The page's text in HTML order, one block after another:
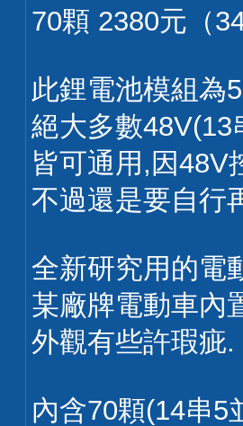
70顆 2380元（
此鋰電池模組為
絕大多數48V(13
皆可通用,因48V
不過還是要自行
全新研究用的電
某廠牌電動車內
外觀有些許瑕疵.
內含70顆(14串5